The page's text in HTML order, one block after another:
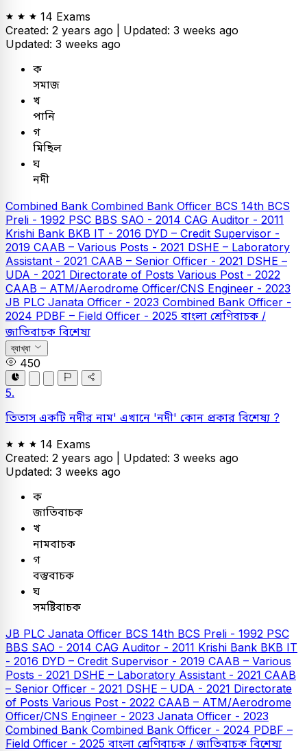
14 Exams
Created: 2 years ago | Updated: 3 weeks ago
Updated: 3 weeks ago
ক
সমাজ
খ
পানি
গ
মিছিল
ঘ
নদী
Combined Bank Combined Bank Officer BCS 14th BCS
Preli - 1992 PSC BBS SAO - 2014 CAG Auditor - 2011
Krishi Bank BKB IT - 2016 DYD – Credit Supervisor -
2019 CAAB – Various Posts - 2021 DSHE – Laboratory
Assistant - 2021 CAAB – Senior Officer - 2021 DSHE –
UDA - 2021 Directorate of Posts Various Post - 2022
CAAB – ATM/Aerodrome Officer/CNS Engineer - 2023
JB PLC Janata Officer - 2023 Combined Bank Officer -
2024 PDBF – Field Officer - 2025 বাংলা শ্রেণিবাচক /
জাতিবাচক বিশেষ্য
ব্যাখ্যা
450
5.
তিতাস একটি নদীর নাম' এখানে 'নদী' কোন প্রকার বিশেষ্য ?
14 Exams
Created: 2 years ago | Updated: 3 weeks ago
Updated: 3 weeks ago
ক
জাতিবাচক
খ
নামবাচক
গ
বস্তুবাচক
ঘ
সমষ্টিবাচক
JB PLC Janata Officer BCS 14th BCS Preli - 1992 PSC
BBS SAO - 2014 CAG Auditor - 2011 Krishi Bank BKB IT
- 2016 DYD – Credit Supervisor - 2019 CAAB – Various
Posts - 2021 DSHE – Laboratory Assistant - 2021 CAAB
– Senior Officer - 2021 DSHE – UDA - 2021 Directorate
of Posts Various Post - 2022 CAAB – ATM/Aerodrome
Officer/CNS Engineer - 2023 Janata Officer - 2023
Combined Bank Combined Bank Officer - 2024 PDBF –
Field Officer - 2025 বাংলা শ্রেণিবাচক / জাতিবাচক বিশেষ্য